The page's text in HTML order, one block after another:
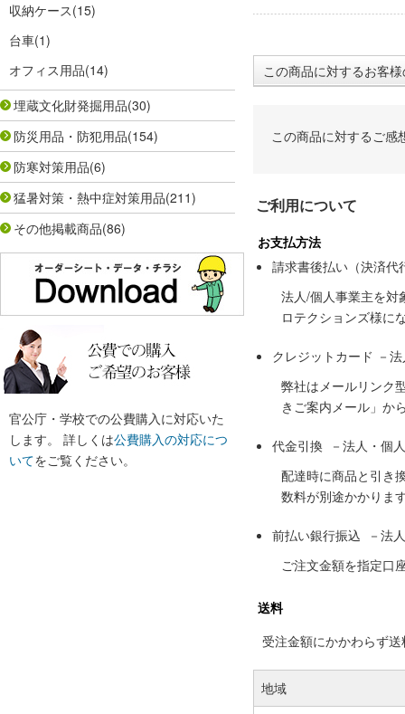
収納ケース(15)
台車(1)
オフィス用品(14)
埋蔵文化財発掘用品(30)
防災用品・防犯用品(154)
防寒対策用品(6)
猛暑対策・熱中症対策用品(211)
その他掲載商品(86)
官公庁・学校での公費購入に対応いた
します。 詳しくは公費購入の対応につ
いてをご覧ください。
この商品に対するお客
この商品に対するご感
ご利用について
お支払方法
請求書後払い（決済代
法人/個人事業主を対
ロテクションズ様に
クレジットカード －
弊社はメールリンク
きご案内メール」か
代金引換 －法人・個
配達時に商品と引き
数料が別途かかりま
前払い銀行振込 －法
ご注文金額を指定口
送料
受注金額にかかわらず
地域